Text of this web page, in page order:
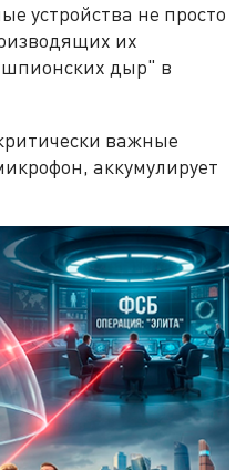
устройства не просто
их
дыр" в
важные
аккумулирует